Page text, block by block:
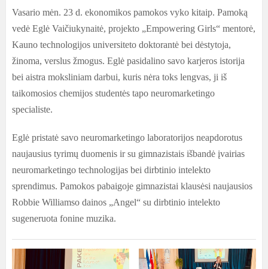
Vasario mėn. 23 d. ekonomikos pamokos vyko kitaip. Pamoką
vedė Eglė Vaičiukynaitė, projekto „Empowering Girls“ mentorė,
Kauno technologijos universiteto doktorantė bei dėstytoja,
žinoma, verslus žmogus. Eglė pasidalino savo karjeros istorija
bei aistra moksliniam darbui, kuris nėra toks lengvas, ji iš
taikomosios chemijos studentės tapo neuromarketingo
specialiste.
Eglė pristatė savo neuromarketingo laboratorijos neapdorotus
naujausius tyrimų duomenis ir su gimnazistais išbandė įvairias
neuromarketingo technologijas bei dirbtinio intelekto
sprendimus. Pamokos pabaigoje gimnazistai klausėsi naujausios
Robbie Williamso dainos „Angel“ su dirbtinio intelekto
sugeneruota fonine muzika.